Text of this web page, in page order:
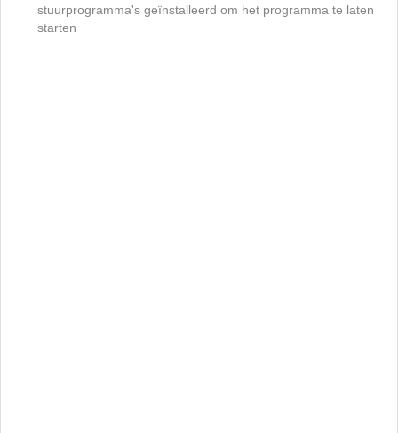
stuurprogramma's geïnstalleerd om het programma te laten
starten